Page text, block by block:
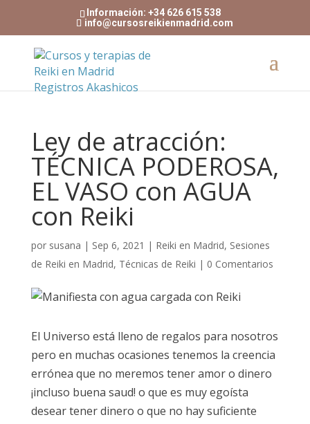
Información: +34 626 615 538
info@cursosreikienmadrid.com
Ley de atracción:
TÉCNICA PODEROSA,
EL VASO con AGUA
con Reiki
por susana | Sep 6, 2021 | Reiki en Madrid, Sesiones
de Reiki en Madrid, Técnicas de Reiki | 0 Comentarios
El Universo está lleno de regalos para nosotros
pero en muchas ocasiones tenemos la creencia
errónea que no meremos tener amor o dinero
¡incluso buena saud! o que es muy egoísta
desear tener dinero o que no hay suficiente